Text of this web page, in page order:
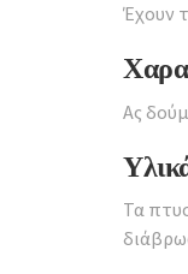
Έχουν
Ας
Τα